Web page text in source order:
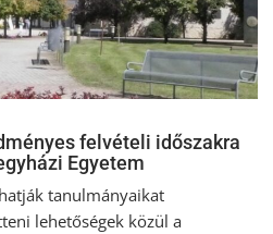
felvételi időszakra
Egyetem
tanulmányaikat
lehetőségek közül a